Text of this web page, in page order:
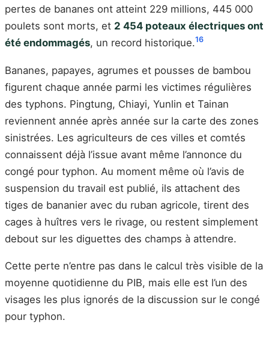
pertes de bananes ont atteint 229 millions, 445 000
poulets sont morts, et 2 454 poteaux électriques ont
été endommagés, un record historique.16
Bananes, papayes, agrumes et pousses de bambou
figurent chaque année parmi les victimes régulières
des typhons. Pingtung, Chiayi, Yunlin et Tainan
reviennent année après année sur la carte des zones
sinistrées. Les agriculteurs de ces villes et comtés
connaissent déjà l’issue avant même l’annonce du
congé pour typhon. Au moment même où l’avis de
suspension du travail est publié, ils attachent des
tiges de bananier avec du ruban agricole, tirent des
cages à huîtres vers le rivage, ou restent simplement
debout sur les diguettes des champs à attendre.
Cette perte n’entre pas dans le calcul très visible de la
moyenne quotidienne du PIB, mais elle est l’un des
visages les plus ignorés de la discussion sur le congé
pour typhon.